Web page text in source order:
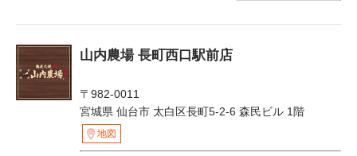
山内農場 長町西口駅前店
〒982-0011
宮城県 仙台市 太白区長町5-2-6 森民ビル 1階
地図